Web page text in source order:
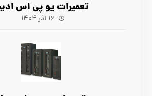
تعمیرات یو پی اس
۱۶ آذر ۱۴۰۴